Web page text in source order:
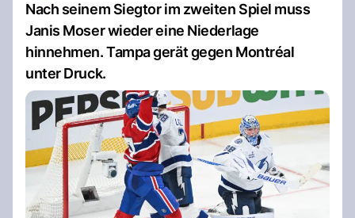
Nach seinem Siegtor im zweiten Spiel muss
Janis Moser wieder eine Niederlage
hinnehmen. Tampa gerät gegen Montréal
unter Druck.